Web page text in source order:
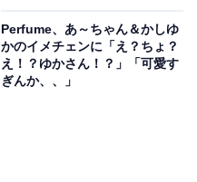
Perfume、あ～ちゃん＆かしゆ
かのイメチェンに「え？ちょ？
え！？ゆかさん！？」「可愛す
ぎんか、、」